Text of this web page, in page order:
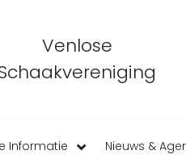
Venlose
Informatie Nieuws &